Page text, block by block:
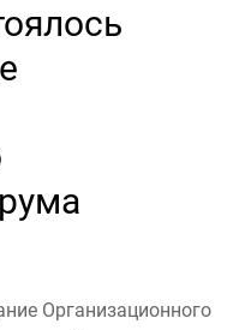
Организационного